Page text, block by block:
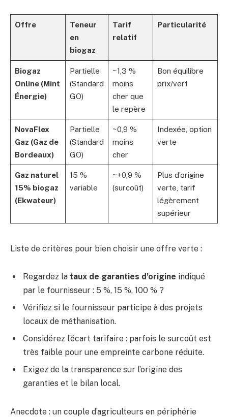
Offre
Teneur
en
biogaz
Tarif
relatif
Particularité
Biogaz
Online (Mint
Énergie)
Partielle
(Standard
GO)
~1,3 %
moins
cher que
le repère
Bon équilibre
prix/vert
NovaFlex
Gaz (Gaz de
Bordeaux)
Partielle
(Standard
GO)
~0,9 %
moins
cher
Indexée, option
verte
Gaz naturel
15% biogaz
(Ekwateur)
15 %
variable
~+0,9 %
(surcoût)
Plus d’origine
verte, tarif
légèrement
supérieur
Liste de critères pour bien choisir une offre verte :
Regardez la taux de garanties d’origine indiqué
par le fournisseur : 5 %, 15 %, 100 % ?
Vérifiez si le fournisseur participe à des projets
locaux de méthanisation.
Considérez l’écart tarifaire : parfois le surcoût est
très faible pour une empreinte carbone réduite.
Exigez de la transparence sur l’origine des
garanties et le bilan local.
Anecdote : un couple d’agriculteurs en périphérie